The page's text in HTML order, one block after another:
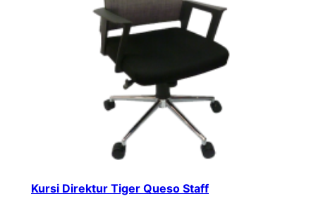
Kursi Direktur Tiger Queso Staff